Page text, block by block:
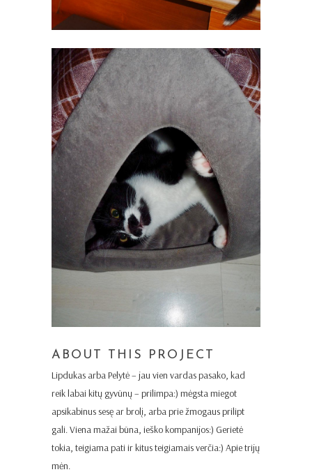
ABOUT THIS PROJECT
Lipdukas arba Pelytė – jau vien vardas pasako, kad
reik labai kitų gyvūnų – prilimpa:) mėgsta miegot
apsikabinus sesę ar brolį, arba prie žmogaus prilipt
gali. Viena mažai būna, ieško kompanijos:) Gerietė
tokia, teigiama pati ir kitus teigiamais verčia:) Apie trijų
mėn.